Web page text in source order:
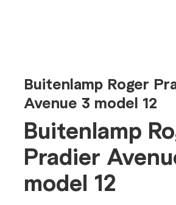
Buitenlamp Roger
Avenue 3 model 12
Buitenlamp
Pradier
model 12